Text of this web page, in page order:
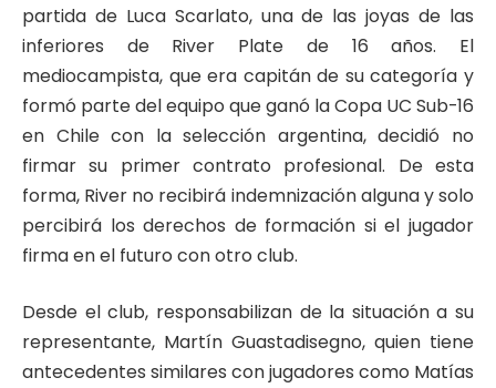
partida de Luca Scarlato, una de las joyas de las
inferiores de River Plate de 16 años. El
mediocampista, que era capitán de su categoría y
formó parte del equipo que ganó la Copa UC Sub-16
en Chile con la selección argentina, decidió no
firmar su primer contrato profesional. De esta
forma, River no recibirá indemnización alguna y solo
percibirá los derechos de formación si el jugador
firma en el futuro con otro club.
Desde el club, responsabilizan de la situación a su
representante, Martín Guastadisegno, quien tiene
antecedentes similares con jugadores como Matías